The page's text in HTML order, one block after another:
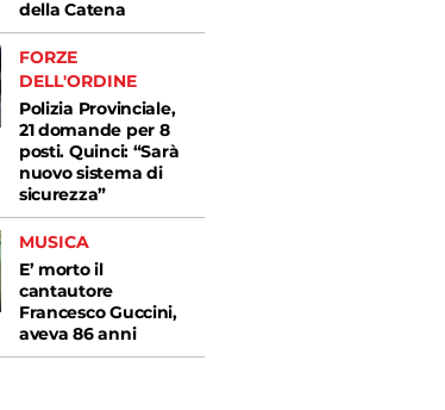
della Catena
FORZE
DELL'ORDINE
Polizia Provinciale,
21 domande per 8
posti. Quinci: “Sarà
nuovo sistema di
sicurezza”
MUSICA
E’ morto il
cantautore
Francesco Guccini,
aveva 86 anni